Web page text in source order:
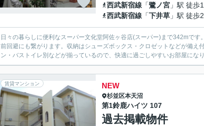
西武新宿線 「鷺ノ宮 」駅 徒歩
西武新宿線 「下井草 」駅 徒歩
日々の暮らしに便利なスーパー文化堂阿佐ヶ谷店(スーパー)まで342mで
前回避にも繋がります。収納はシューズボックス・クロゼットなどが備
ン・バストイレ別などが揃っているので、快適に過ごしやすいお部屋にな
賃貸マンション NEW
杉並区本天沼
第1鈴鹿ハイツ 107
過去掲載物件